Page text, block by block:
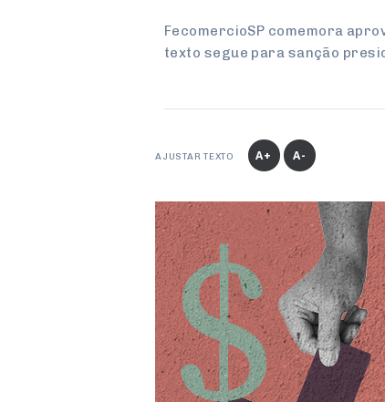
FecomercioSP comemora
texto segue para sanção
AJUSTAR TEXTO A+ A-